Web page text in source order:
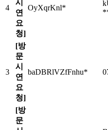
4
시
연
요
청]
OyXqrKnl*
3
[방
문
시
연
요
청]
baDBRlVZfFnhu*
[방
문